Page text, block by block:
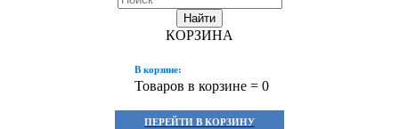
Найти
КОРЗИНА
В корзине:
Товаров в корзине = 0
ПЕРЕЙТИ В КОРЗИНУ